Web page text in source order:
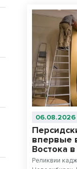
06.08.2026
впервые
Востока
Реликвии